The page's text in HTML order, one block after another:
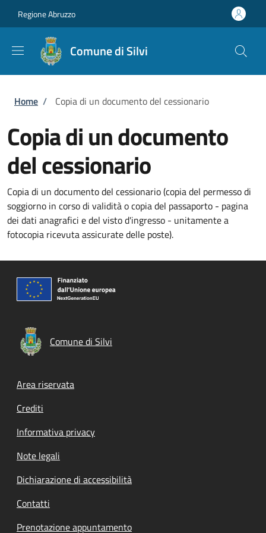
Regione Abruzzo
Comune di Silvi
Briciole di pane
Home / Copia di un documento del cessionario
Copia di un documento
del cessionario
Copia di un documento del cessionario (copia del permesso di
soggiorno in corso di validità o copia del passaporto - pagina
dei dati anagrafici e del visto d'ingresso - unitamente a
fotocopia ricevuta assicurate delle poste).
Comune di Silvi
Footer menu
Area riservata
Crediti
Informativa privacy
Note legali
Dichiarazione di accessibilità
Contatti
Prenotazione appuntamento